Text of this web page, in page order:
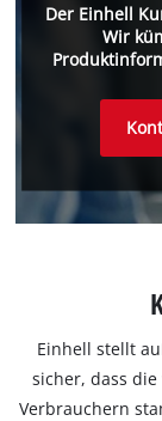
Der Einhell
Wir
Einhell stellt
sicher, dass
Verbrauchern